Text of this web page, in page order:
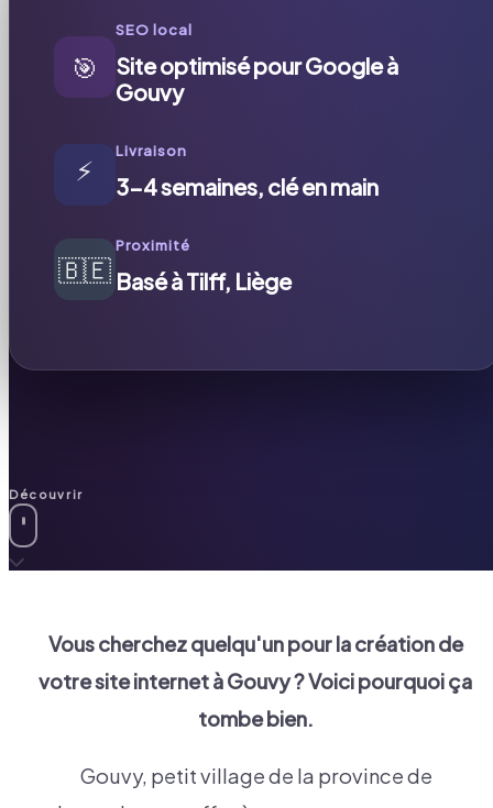
🎯
SEO local
Site optimisé pour Google à
Gouvy
⚡
Livraison
3-4 semaines, clé en main
🇧🇪
Proximité
Basé à Tilff, Liège
Découvrir
Vous cherchez quelqu'un pour la création de
votre site internet àGouvy? Voici pourquoi ça
tombe bien.
Gouvy, petit village de la province de